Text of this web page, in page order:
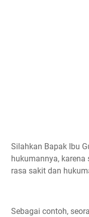
Silahkan Bapak Ibu
hukumannya,
rasa sakit dan
Sebagai contoh,